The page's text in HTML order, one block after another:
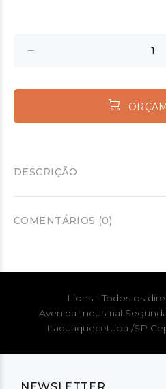
DESCRIÇÃO
COMENTÁRIOS (0)
Lions - Todos os
Avenida Industrial
Itaquaquecetuba /SP